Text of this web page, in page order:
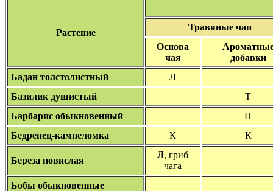
Растение
Травяные чаи
Основа
чая
добавки
Бадан толстолистный
Л
Базилик душистый
Т
Барбарис обыкновенный
П
Бедренец-камнеломка
К К
Береза повислая
Л, гриб
чага
Бобы обыкновенные